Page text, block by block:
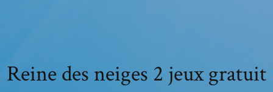
Reine des neiges 2 jeux gratuit